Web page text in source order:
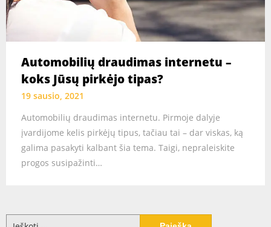
Automobilių draudimas internetu –
koks Jūsų pirkėjo tipas?
19 sausio, 2021
Automobilių draudimas internetu. Pirmoje dalyje
įvardijome kelis pirkėjų tipus, tačiau tai – dar viskas, ką
galima pasakyti kalbant šia tema. Taigi, nepraleiskite
progos susipažinti…
Ieškoti: